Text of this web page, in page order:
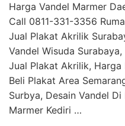
Harga Vandel Marmer
Call 0811-331-3356
Jual Plakat Akrilik
Vandel Wisuda
Jual Plakat Akrilik, Harga
Beli Plakat Area
Surbya, Desain Vandel
Marmer Kediri …